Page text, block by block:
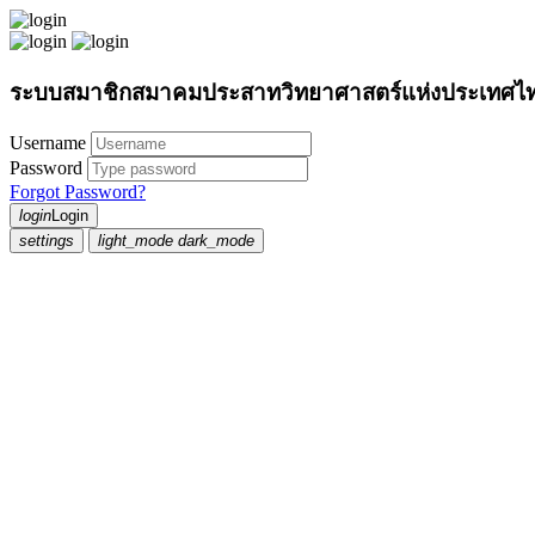
ระบบสมาชิกสมาคมประสาทวิทยาศาสตร์แห่งประเทศไ
Username
Password
Forgot Password?
loginLogin
settings
light_mode dark_mode